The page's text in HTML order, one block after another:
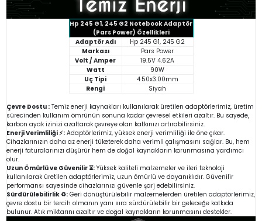
Hp 245 G1, 245 G2 Notebook Adaptör
(Pars Power) Özellikleri
Adaptör Adı
Hp 245 G1, 245 G2
Markası
Pars Power
Volt / Amper
19.5V 4.62A
Watt
90W
Uç Tipi
4.50x3.00mm
Rengi
Siyah
Çevre Dostu : Temiz enerji kaynakları kullanılarak üretilen adaptörlerimiz, üretim
sürecinden kullanım ömrünün sonuna kadar çevresel etkileri azaltır. Bu sayede,
karbon ayak izinizi azaltarak çevreye olan katkınızı artırabilirsiniz.
Enerji Verimliliği ⚡: Adaptörlerimiz, yüksek enerji verimliliği ile öne çıkar.
Cihazlarınızın daha az enerji tüketerek daha verimli çalışmasını sağlar. Bu, hem
enerji faturalarınızı düşürür hem de doğal kaynakların korunmasına yardımcı
olur.
Uzun Ömürlü ve Güvenilir ⏳: Yüksek kaliteli malzemeler ve ileri teknoloji
kullanılarak üretilen adaptörlerimiz, uzun ömürlü ve dayanıklıdır. Güvenilir
performansı sayesinde cihazlarınızı güvenle şarj edebilirsiniz.
Sürdürülebilirlik ♻️: Geri dönüştürülebilir malzemelerden üretilen adaptörlerimiz,
çevre dostu bir tercih olmanın yanı sıra sürdürülebilir bir geleceğe katkıda
bulunur. Atık miktarını azaltır ve doğal kaynakların korunmasını destekler.